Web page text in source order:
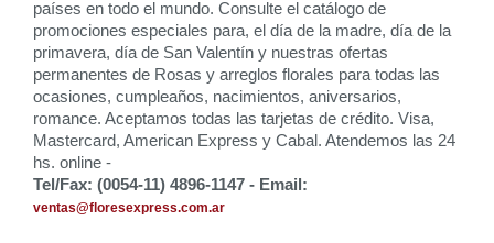
países en todo el mundo. Consulte el catálogo de
promociones especiales para, el día de la madre, día de la
primavera, día de San Valentín y nuestras ofertas
permanentes de Rosas y arreglos florales para todas las
ocasiones, cumpleaños, nacimientos, aniversarios,
romance. Aceptamos todas las tarjetas de crédito. Visa,
Mastercard, American Express y Cabal. Atendemos las 24
hs. online -
Tel/Fax: (0054-11) 4896-1147 - Email:
ventas@floresexpress.com.ar